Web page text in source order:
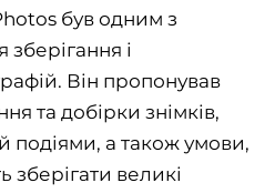
був одним з
зберігання і
Він пропонував
та добірки знімків,
подіями, а також умови,
зберігати великі